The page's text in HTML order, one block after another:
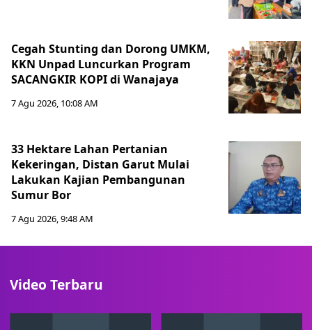
Cegah Stunting dan Dorong UMKM,
KKN Unpad Luncurkan Program
SACANGKIR KOPI di Wanajaya
7 Agu 2026, 10:08 AM
33 Hektare Lahan Pertanian
Kekeringan, Distan Garut Mulai
Lakukan Kajian Pembangunan
Sumur Bor
7 Agu 2026, 9:48 AM
Video Terbaru